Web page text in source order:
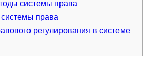
системы права
права
регулирования в системе